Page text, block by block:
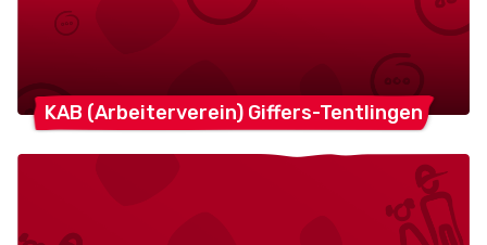
KAB (Arbeiterverein) Giffers-Tentlingen